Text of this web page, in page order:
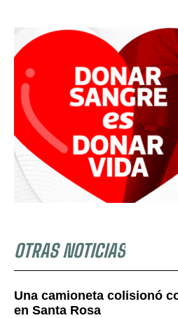
OTRAS NOTICIAS
Una camioneta colisionó
en Santa Rosa